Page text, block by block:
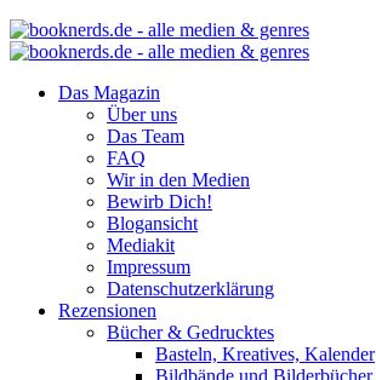
Das Magazin
Über uns
Das Team
FAQ
Wir in den Medien
Bewirb Dich!
Blogansicht
Mediakit
Impressum
Datenschutzerklärung
Rezensionen
Bücher & Gedrucktes
Basteln, Kreatives, Kalender
Bildbände und Bilderbücher